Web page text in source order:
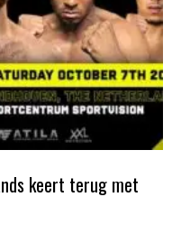
keert terug met